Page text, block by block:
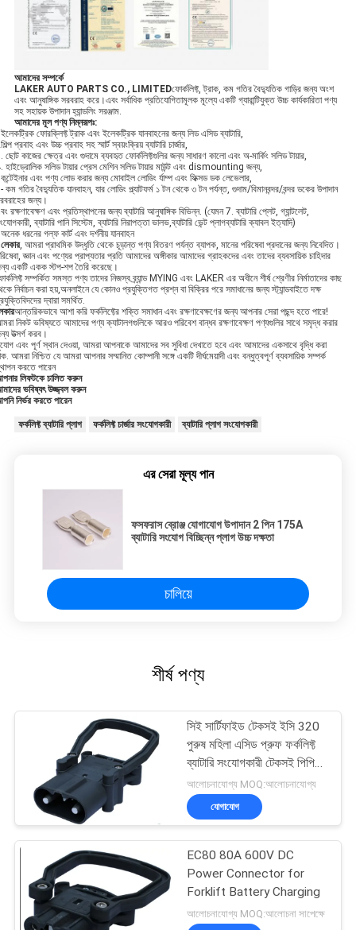
আমাদের সম্পর্কে
LAKER AUTO PARTS CO., LIMITEDফোর্কলিফ্ট, ট্রাক, কম গতির বৈদ্যুতিক গাড়ির জন্য অংশ
এবং আনুষাঙ্গিক সরবরাহ করে।এবং সর্বাধিক প্রতিযোগিতামূলক মূল্যে একটি গ্যারান্টিযুক্ত উচ্চ কার্যকারিতা পণ্য
সহ সহায়ক উপাদান হ্যান্ডলিং সরঞ্জাম.
আমাদের মূল পণ্য নিম্নরূপঃ:
ফোরক্লিফ্ট ট্রাক এবং ইলেকট্রিক যানবাহনের জন্য লিড এসিড ব্যাটারি,
প্রবাহ এবং উচ্চ প্রবাহ সহ স্মার্ট স্বয়ংক্রিয় ব্যাটারি চার্জার,
ছোট কাজের ক্ষেত্র এবং গুদামে ব্যবহৃত ফোর্কলিফ্টগুলির জন্য সাধারণ কালো এবং অ-মার্কিং সলিড টায়ার,
হাইড্রোলিক সলিড টায়ার প্রেস মেশিন সলিড টায়ার মাউন্ট এবং dismounting জন্য,
এবং পণ্য লোড করার জন্য মোবাইল লোডিং র্যাম্প এবং ফিক্সড ডক লেভেলার,
কম গতির বৈদ্যুতিক যানবাহন, যার লোডিং প্ল্যাটফর্ম ১ টন থেকে ৩ টন পর্যন্ত, গুদাম/বিমানবন্দর/বন্দর ডকের উপাদান
জন্য।
রক্ষণাবেক্ষণ এবং প্রতিস্থাপনের জন্য ব্যাটারি আনুষাঙ্গিক বিভিন্ন. (যেমন 7. ব্যাটারি প্লেট, গ্যান্টলেট,
ব্যাটারি পানি সিস্টেম, ব্যাটারি নিরাপত্তা ভালভ,ব্যাটারি ভেন্ট প্লাগব্যাটারি ক্যাবল ইত্যাদি)
ধরনের গল্ফ কার্ট এবং দর্শনীয় যানবাহন
লেকার, আমরা প্রাথমিক উদ্ধৃতি থেকে চূড়ান্ত পণ্য বিতরণ পর্যন্ত ব্যাপক, মানের পরিষেবা প্রদানের জন্য নিবেদিত।
জ্ঞান এবং পণ্যের প্রাপ্যতার প্রতি আমাদের অঙ্গীকার আমাদের গ্রাহকদের এবং তাদের ব্যবসায়িক চাহিদার
একটি একক স্টপ-শপ তৈরি করেছে।
সম্পর্কিত সমস্ত পণ্য তাদের নিজস্ব ব্র্যান্ড MYING এবং LAKER এর অধীনে শীর্ষ শ্রেণীর নির্মাতাদের কাছ
নির্বাচন করা হয়,অনলাইনে যে কোনও প্রযুক্তিগত প্রশ্ন বা বিক্রির পরে সমাধানের জন্য স্ট্যান্ডবাইতে দক্ষ
দ্বারা সমর্থিত.
আন্তরিকভাবে আশা করি ফর্কলিফ্টের শক্তি সমাধান এবং রক্ষণাবেক্ষণের জন্য আপনার সেরা পছন্দ হতে পারে!
নিকট ভবিষ্যতে আমাদের পণ্য ক্যাটালগগুলিকে আরও পরিবেশ বান্ধব রক্ষণাবেক্ষণ পণ্যগুলির সাথে সমৃদ্ধ করার
উত্সর্গ করব।
এবং পূর্ণ স্থান দেওয়া, আমরা আপনাকে আমাদের সব সুবিধা দেখাতে হবে এবং আমাদের একসাথে বৃদ্ধি করা
আমরা নিশ্চিত যে আমরা আপনার সম্মানিত কোম্পানী সঙ্গে একটি দীর্ঘমেয়াদী এবং বন্ধুত্বপূর্ণ ব্যবসায়িক সম্পর্ক
করতে পারেন
লিফটকে চালিত করুন
ভবিষ্যৎ উজ্জ্বল করুন
নির্ভর করতে পারেন
ফর্কলিফ্ট ব্যাটারি প্লাগ ফর্কলিফ্ট চার্জার সংযোগকারী ব্যাটারি প্লাগ সংযোগকারী
এর সেরা মূল্য পান
ফসফরাস ব্রোঞ্জ যোগাযোগ উপাদান 2 পিন 175A
ব্যাটারি সংযোগ বিচ্ছিন্ন প্লাগ উচ্চ দক্ষতা
চালিয়ে
শীর্ষ পণ্য
সিই সার্টিফাইড টেকসই ইসি 320
পুরুষ মহিলা এসিড প্রুফ ফর্কলিফ্ট
ব্যাটারি সংযোগকারী টেকসই পিপি
টার্মিনাল শেল সহ
আলোচনাযোগ্য MOQ:আলোচনাযোগ্য
যোগাযোগ
EC80 80A 600V DC
Power Connector for
Forklift Battery Charging
আলোচনাযোগ্য MOQ:আলোচনা সাপেক্ষে